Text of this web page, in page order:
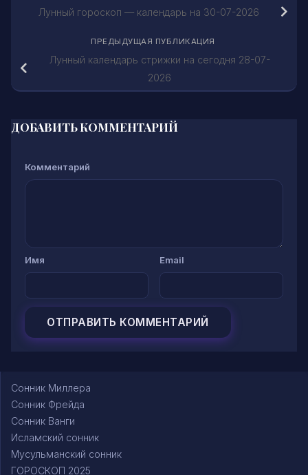
Лунный гороскоп — календарь на 30-07-2026
ПРЕДЫДУЩАЯ ПУБЛИКАЦИЯ
Лунный календарь стрижки на сегодня 28-07-
2026
ДОБАВИТЬ КОММЕНТАРИЙ
Комментарий
Имя Email
Сонник Миллера
Сонник Фрейда
Сонник Ванги
Исламский сонник
Мусульманский сонник
ГОРОСКОП 2025